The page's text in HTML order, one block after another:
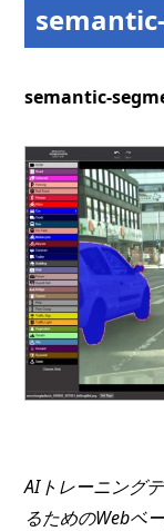
semantic-
AIトレーニング
るためのWebベ